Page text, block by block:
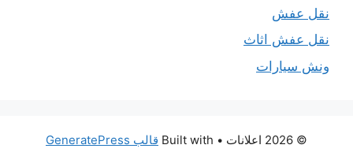
نقل عفش
نقل عفش اثاث
ونش سيارات
© 2026 اعلانات • Built with قالب GeneratePress